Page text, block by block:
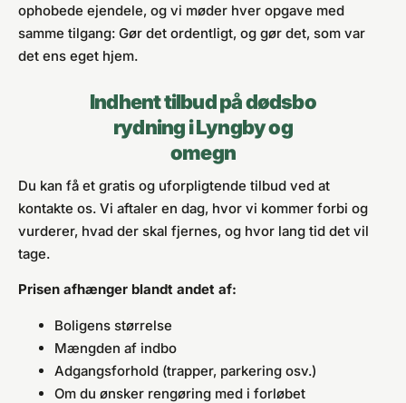
ophobede ejendele, og vi møder hver opgave med
samme tilgang: Gør det ordentligt, og gør det, som var
det ens eget hjem.
Indhent tilbud på dødsbo
rydning i Lyngby og
omegn
Du kan få et gratis og uforpligtende tilbud ved at
kontakte os. Vi aftaler en dag, hvor vi kommer forbi og
vurderer, hvad der skal fjernes, og hvor lang tid det vil
tage.
Prisen afhænger blandt andet af:
Boligens størrelse
Mængden af indbo
Adgangsforhold (trapper, parkering osv.)
Om du ønsker rengøring med i forløbet